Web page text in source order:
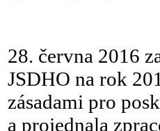
28. června 2016
JSDHO na rok
zásadami pro
a projednala